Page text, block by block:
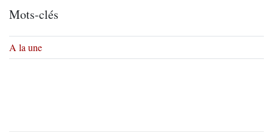
Mots-clés
A la une